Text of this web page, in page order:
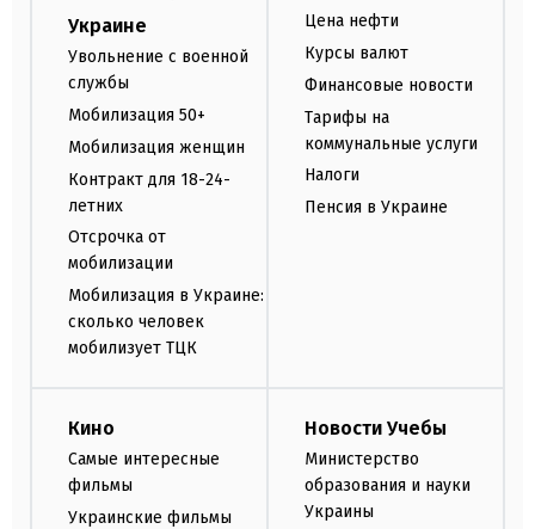
Украине
Увольнение с военной
службы
Мобилизация 50+
Мобилизация женщин
Контракт для 18-24-
летних
Отсрочка от
мобилизации
Мобилизация в Украине:
сколько человек
мобилизует ТЦК
Цена нефти
Курсы валют
Финансовые новости
Тарифы на
коммунальные услуги
Налоги
Пенсия в Украине
Кино
Самые интересные
фильмы
Украинские фильмы
Новости Учебы
Министерство
образования и науки
Украины